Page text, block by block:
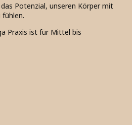
Potenzial, unseren Körper mit
Praxis ist für Mittel bis